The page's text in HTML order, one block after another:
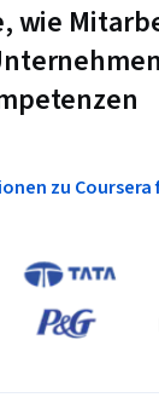
wie
zu Coursera